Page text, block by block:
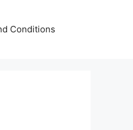
Conditions